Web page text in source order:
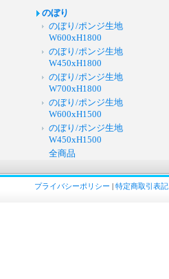
のぼり
のぼり/ポンジ生地
W600xH1800
のぼり/ポンジ生地
W450xH1800
のぼり/ポンジ生地
W700xH1800
のぼり/ポンジ生地
W600xH1500
のぼり/ポンジ生地
W450xH1500
全商品
プライバシーポリシー | 特定商取引表記